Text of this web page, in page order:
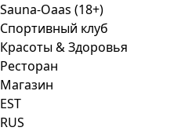
Sauna-Oaas (18+)
Спортивный клуб
Красоты & Здоровья
Ресторан
Mагазин
EST
RUS